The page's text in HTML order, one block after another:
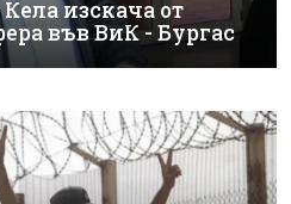
изскача от
във ВиК - Бургас